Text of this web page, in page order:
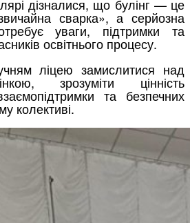
дізналися, що булінг — це
сварка», а серйозна
уваги, підтримки та
освітнього процесу.
ліцею замислитися над
зрозуміти цінність
та безпечних
колективі.